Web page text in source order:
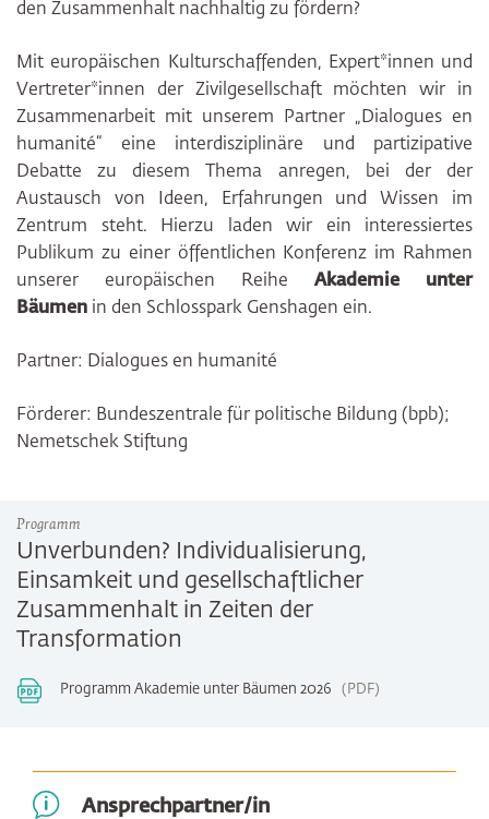
den Zusammenhalt nachhaltig zu fördern?
Mit europäischen Kulturschaffenden, Expert*innen und
Vertreter*innen der Zivilgesellschaft möchten wir in
Zusammenarbeit mit unserem Partner „Dialogues en
humanité“ eine interdisziplinäre und partizipative
Debatte zu diesem Thema anregen, bei der der
Austausch von Ideen, Erfahrungen und Wissen im
Zentrum steht. Hierzu laden wir ein interessiertes
Publikum zu einer öffentlichen Konferenz im Rahmen
unserer europäischen ReiheAkademie unter
Bäumen in den Schlosspark Genshagen ein.
Partner: Dialogues en humanité
Förderer: Bundeszentrale für politische Bildung (bpb);
Nemetschek Stiftung
Programm
Unverbunden? Individualisierung,
Einsamkeit und gesellschaftlicher
Zusammenhalt in Zeiten der
Transformation
Programm Akademie unter Bäumen 2026 PDF
Ansprechpartner/in